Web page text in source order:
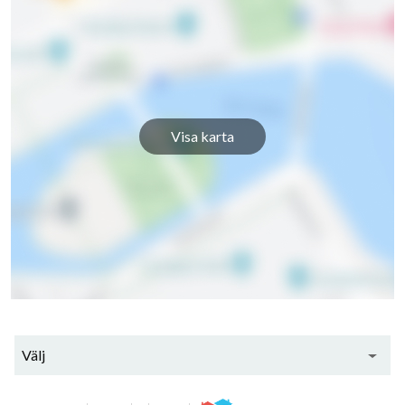
Visa karta
Välj